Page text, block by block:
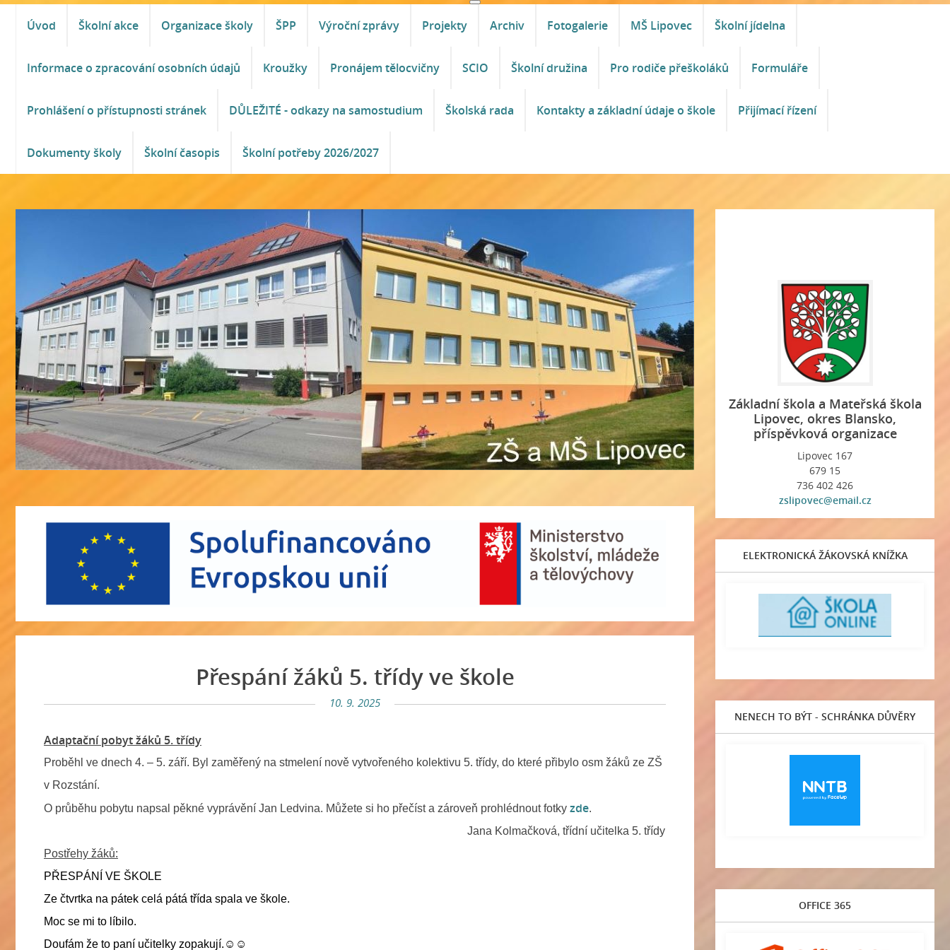
Úvod Školní akce Organizace školy ŠPP Výroční zprávy Projekty Archiv Fotogalerie MŠ Lipovec Školní jídelna
Informace o zpracování osobních údajů Kroužky Pronájem tělocvičny SCIO Školní družina Pro rodiče přeškoláků Formuláře
Prohlášení o přístupnosti stránek DŮLEŽITÉ - odkazy na samostudium Školská rada Kontakty a základní údaje o škole Přijímací řízení
Dokumenty školy Školní časopis Školní potřeby 2026/2027
Přespání žáků 5. třídy ve škole
10. 9. 2025
Adaptační pobyt žáků 5. třídy
Proběhl ve dnech 4. – 5. září. Byl zaměřený na stmelení nově vytvořeného kolektivu 5. třídy, do které přibylo osm žáků ze ZŠ
v Rozstání.
O průběhu pobytu napsal pěkné vyprávění Jan Ledvina. Můžete si ho přečíst a zároveň prohlédnout fotky zde.
Jana Kolmačková, třídní učitelka 5. třídy
Postřehy žáků:
PŘESPÁNÍ VE ŠKOLE
Ze čtvrtka na pátek celá pátá třída spala ve škole.
Moc se mi to líbilo.
Doufám že to paní učitelky zopakují. ☺☺
Základní škola a Mateřská škola
Lipovec, okres Blansko,
příspěvková organizace
Lipovec 167
679 15
736 402 426
zslipovec@email.cz
ELEKTRONICKÁ ŽÁKOVSKÁ KNÍŽKA
NENECH TO BÝT - SCHRÁNKA DŮVĚRY
OFFICE 365